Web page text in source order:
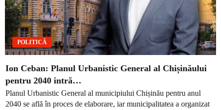
POLITICĂ
Ion Ceban: Planul Urbanistic General al Chișinăului
pentru 2040 intră…
Planul Urbanistic General al municipiului Chișinău pentru anul
2040 se află în proces de elaborare, iar municipalitatea a organizat